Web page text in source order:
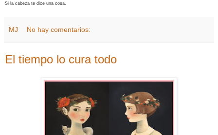
Si la cabeza te dice una cosa.
MJ No hay comentarios:
El tiempo lo cura todo